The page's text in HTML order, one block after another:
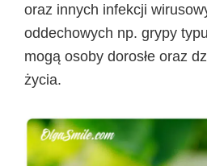
oraz innych infekcji
oddechowych np. grypy
mogą osoby dorosłe oraz
życia.